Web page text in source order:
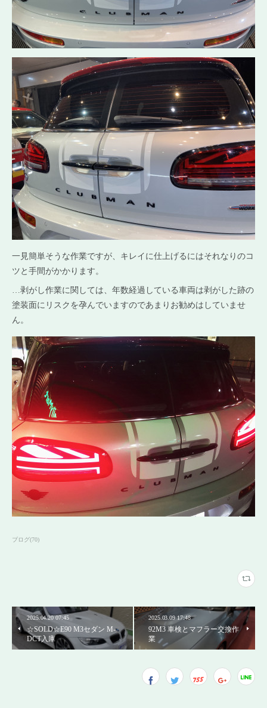
一見簡単そうな作業ですが、キレイに仕上げるにはそれなりのコ
ツと手間がかかります。
…剥がし作業に関しては、年数経過している車両は剥がした跡の
塗装面にリスクを孕んでいますのであまりお勧めはしていませ
ん。
ブログ(70)
2025.04.20 07:45
☆SOLD☆E90 M3セダン M-
DCT入庫
2025.03.09 17:48
92M3 車検とマフラー交換作
業